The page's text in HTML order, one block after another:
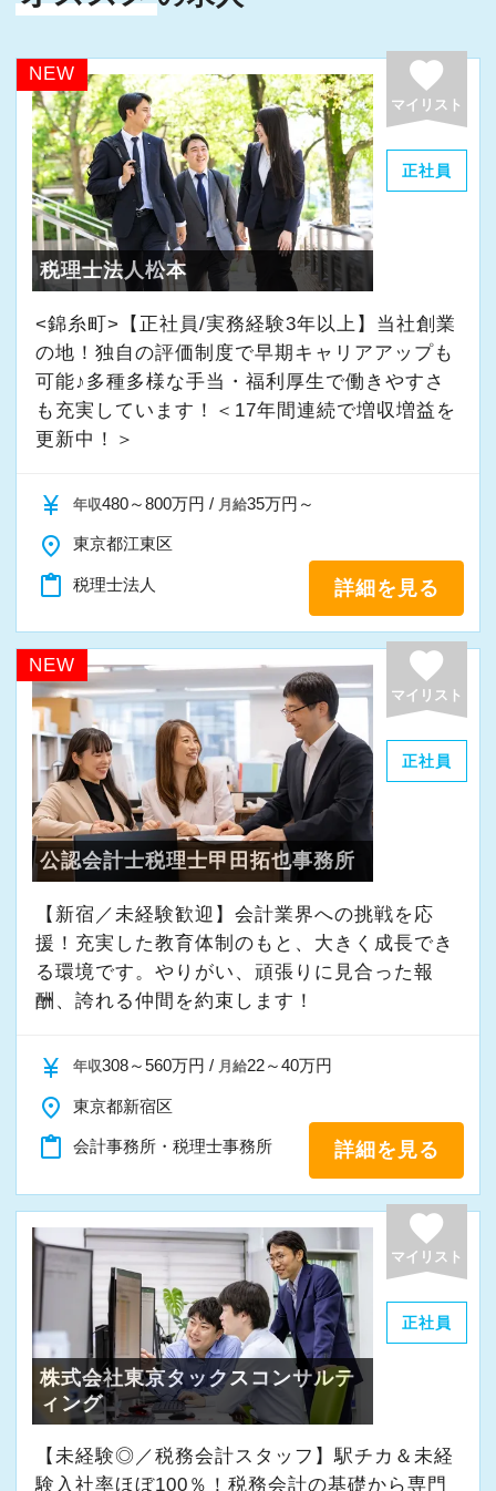
■お客様は一般企業、医療法人、公益法人、海外
法人など多種多様。業務の幅も税務顧問から事
業承継、相続、M＆A、再生・再編、国際税務な
ど、あらゆる業種・分野での案件を経験するこ
とができます。
■新宿ミライナタワー事務所のほか、日本全国に
事務所を展開していますので現地登用はもちろ
ん、Iターン、Uターンご希望の方も歓迎です。
またご家族の転勤や介護によって勤務地の移動
■法人主催の定期研修会で最新の税務会計情報に
キャッチアップできるなど、スキルアップの支
援環境もしっかりとしています。
■配属された部署で1年働いた後にFA制度が使え
すので経験の幅を広げながらキャリアップを目
■全国のスタッフの勤務時間を本部で一元管理を
し、過度に業務時間が増えている方、残業が連
制の指令が飛ぶようになっています。そのため
全拠点で残業の抑制が成功しています。
■通常の始業時間に対し、前後1時間または2時
間を始業時間にできる制度を導入していますの
で、ライフスタイルにあわせて最適な時間帯で
勤務できます。その他、時短勤務、リモートワ
ークも相談可能です。
※応募には会計求人プラスにご登録が必要で
す。
新人研修、マネージャー研修、全体研修、個別
事例研修など用意しながらスタッフの成長をバ
ックアップしています。
頻繁にある法改正に対しては各自の独習だけで
なく、内部・外部から講師陣を招きスタッフ全
体で知識の共有を図ります。
人事労務は日々のルーティンワークも少なくあ
りませんが、法改正対応など日々の努力も欠か
せない仕事です。
◆プロフェッショナルとして最高品質のサービ
スを提供することを目指したい方
◆専門知識とIT知識を使って活躍したい方
たい方
◆成長したい、スキルアップしたい、手に職を
つけたい方
辻・本郷の環境で上記項目を実現しながら働
き、プロフェッショナルとして活躍しません
か？
【辻・本郷税理士法人に応募するポイント！】
■国内最大級の専門特化型税理士法人です。全国
に拠点展開をしており、その規模感を武器に1万
供しています。
■全国のスタッフの勤務時間を本部で一元管理を
し、過度に業務時間が増えている方、残業が連
制の指令が飛ぶようになっています。そのため
■通常の始業時間に対し、前後1時間または2時
間を始業時間にできる制度を導入していますの
勤務できます。
■その他、時短勤務、リモートワークも相談可能
です。
※応募には会計求人プラスにご登録が必要で
す。
NEW favorite
マイリスト
正社員
税理士法人松本
<錦糸町>【正社員/実務経験3年以上】当社創業
の地！独自の評価制度で早期キャリアアップも
可能♪多種多様な手当・福利厚生で働きやすさ
も充実しています！＜17年間連続で増収増益を
更新中！＞
currency_yen 年収480～800万円 / 月給35万円～
place 東京都江東区
content_paste 税理士法人 詳細を見る
NEW favorite
マイリスト
正社員
公認会計士税理士甲田拓也事務所
【新宿／未経験歓迎】会計業界への挑戦を応
援！充実した教育体制のもと、大きく成長でき
る環境です。やりがい、頑張りに見合った報
酬、誇れる仲間を約束します！
currency_yen 年収308～560万円 / 月給22～40万円
place 東京都新宿区
content_paste 会計事務所・税理士事務所 詳細を見る
favorite
マイリスト
正社員
株式会社東京タックスコンサルテ
ィング
【未経験◎／税務会計スタッフ】駅チカ＆未経
験入社率ほぼ100％！税務会計の基礎から専門